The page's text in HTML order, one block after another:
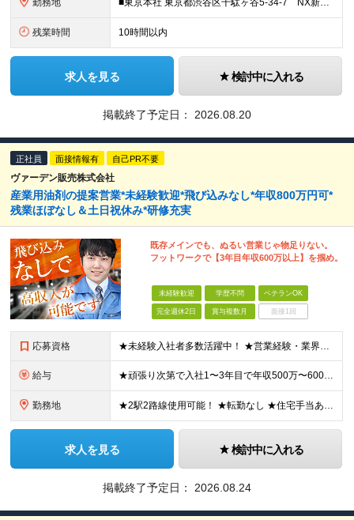
勤務地 ■東京本社 東京都渋谷区千駄ヶ谷5-34-7 NX新宿ビル 8階 ■西日本営業所 大阪府大阪市中央区今橋1-1-3 IMABASHI GATE PLACE 4階 ※(変更の範囲)上記を除く当社関連勤
残業時間 10時間以内
求人を見る 検討中に入れる
掲載終了予定日： 2026.08.20
正社員 面接情報有 自己PR不要
ヴァーデン販売株式会社
産業用油剤の提案営業*未経験歓迎*飛び込みなし*年収800万円可*
残業ほぼなし＆土日祝休み*研修充実
既存メインでも、ぬるい営業じゃ物足りない。
フットワークで【3年目年収600万以上】を掴め。
未経験歓迎 学歴不問 ベテランOK
完全週休2日 賞与複数月 面接1回
応募資格 ★未経験入社者多数活躍中！ ★営業経験・業界経験は不問！ ★第二新卒・ガッツのある若手大歓迎！ ★学歴不問！ ＜必須条件＞ ◆普通自動車免許（AT限定可） ◆39歳以下の方 ※長期キャリア形成のため
給与 ★頑張り次第で入社1〜3年目で年収500万〜600万円も可！ ★将来的には年収800万円以上も目指せます！ ★年2回の賞与のほか、業績次第で期末賞与を支給！ 月給25万円～35万円＋賞与年2回＋期末
勤務地 ★2駅2路線使用可能！ ★転勤なし ★住宅手当あり♪ 【本社】 東京都大田区大森北6丁目23番20号 コスモ大森1F ※変更の範囲：上記を除く当社関連勤務地
求人を見る 検討中に入れる
掲載終了予定日： 2026.08.24